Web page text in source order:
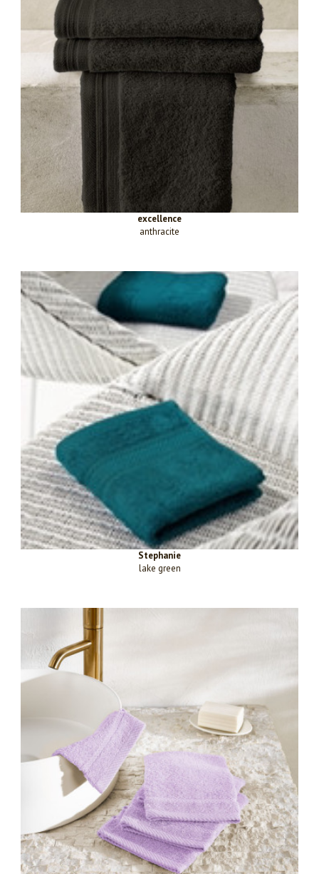
excellence
anthracite
Stephanie
lake green